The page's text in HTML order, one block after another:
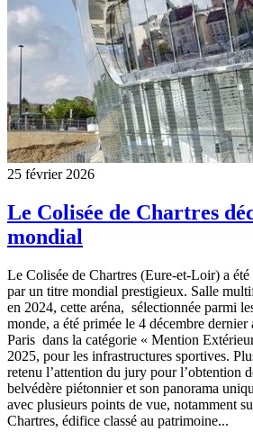
25 février 2026
Le Colisée de Chartres
mondial
Le Colisée de Chartres (Eure-et-Loir) a été
par un titre mondial prestigieux. Salle
en 2024, cette aréna, sélectionnée parmi
monde, a été primée le 4 décembre
Paris dans la catégorie « Mention
2025, pour les infrastructures sportives.
retenu l’attention du jury pour l’obtention
belvédère piétonnier et son panorama
avec plusieurs points de vue, notamment
Chartres, édifice classé au patrimoine...